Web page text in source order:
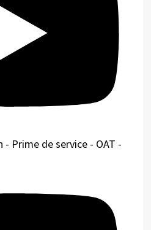
Prime de service - OAT -